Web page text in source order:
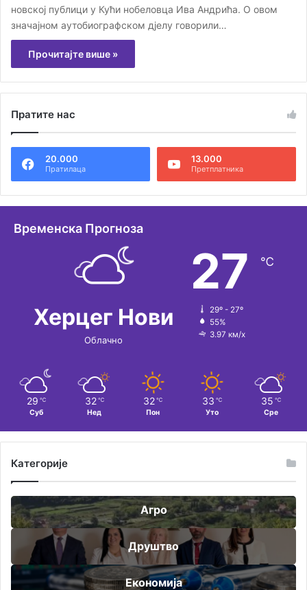
новској публици у Кући нобеловца Ива Андрића. О овом
значајном аутобиографском дјелу говорили…
Прочитајте више »
Пратите нас
20.000
Пратилаца
13.000
Претплатника
Временска Прогноза
Херцег Нови
Облачно
27 ℃
29º - 27º
55%
3.97 км/х
29 ℃
Суб
32 ℃
Нед
32 ℃
Пон
33 ℃
Уто
35 ℃
Сре
Категорије
Агро
Друштво
Економија